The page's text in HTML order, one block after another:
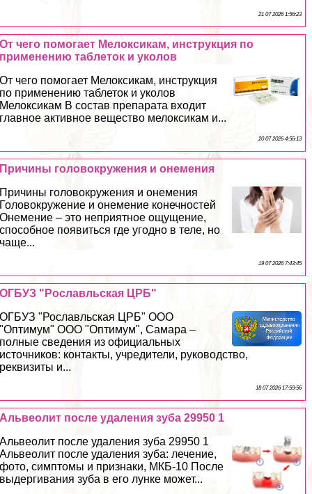
21 07 2026 1:56:23
От чего помогает Мелоксикам, инструкция по
применению таблеток и уколов
От чего помогает Мелоксикам, инструкция
по применению таблеток и уколов
Мелоксикам В состав препарата входит
главное активное вещество мелоксикам и...
20 07 2026 4:56:13
Причины головокружения и онемения
Причины головокружения и онемения
Головокружение и онемение конечностей
Онемение – это неприятное ощущение,
способное появиться где угодно в теле, но
чаще...
19 07 2026 7:43:45
ОГБУЗ "Рославльская ЦРБ"
ОГБУЗ "Рославльская ЦРБ" ООО
"Оптимум" ООО "Оптимум", Самара –
полные сведения из официальных
источников: контакты, учредители, руководство,
реквизиты и...
18 07 2026 17:59:56
Альвеолит после удаления зуба 29950 1
Альвеолит после удаления зуба 29950 1
Альвеолит после удаления зуба: лечение,
фото, симптомы и признаки, МКБ-10 После
выдергивания зуба в его лунке может...